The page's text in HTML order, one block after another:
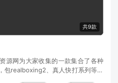
共9款
源网为大家收集的一款集合了各种
包realboxing2、真人快打系列等经